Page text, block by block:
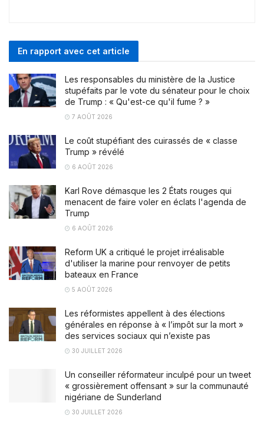
En rapport avec cet article
Les responsables du ministère de la Justice
stupéfaits par le vote du sénateur pour le choix
de Trump : « Qu'est-ce qu'il fume ? »
7 AOÛT 2026
Le coût stupéfiant des cuirassés de « classe
Trump » révélé
6 AOÛT 2026
Karl Rove démasque les 2 États rouges qui
menacent de faire voler en éclats l'agenda de
Trump
6 AOÛT 2026
Reform UK a critiqué le projet irréalisable
d'utiliser la marine pour renvoyer de petits
bateaux en France
5 AOÛT 2026
Les réformistes appellent à des élections
générales en réponse à « l’impôt sur la mort »
des services sociaux qui n’existe pas
30 JUILLET 2026
Un conseiller réformateur inculpé pour un tweet
« grossièrement offensant » sur la communauté
nigériane de Sunderland
30 JUILLET 2026